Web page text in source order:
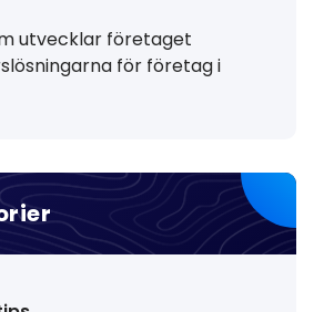
utvecklar företaget
för företag i